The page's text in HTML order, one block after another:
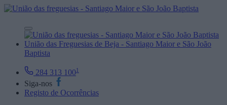
União das Freguesias de Beja - Santiago Maior e São João
Baptista
284 313 1001
Siga-nos
Registo de Ocorrências